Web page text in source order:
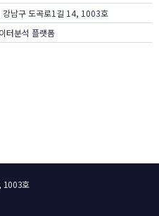
남구 도곡로1길 14, 1003호
터분석 플랫폼
1003호